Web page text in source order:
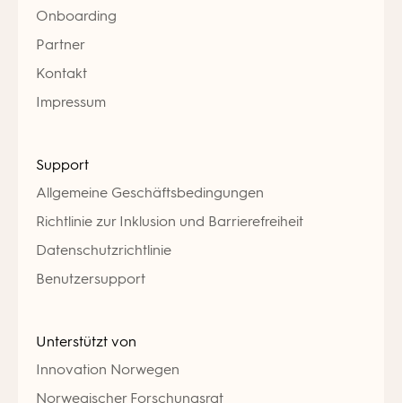
Onboarding
Partner
Kontakt
Impressum
Support
Allgemeine Geschäftsbedingungen
Richtlinie zur Inklusion und Barrierefreiheit
Datenschutzrichtlinie
Benutzersupport
Unterstützt von
Innovation Norwegen
Norwegischer Forschungsrat